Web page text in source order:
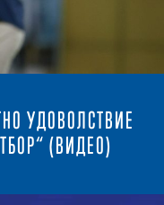
УДОВОЛСТВИЕ
(ВИДЕО)